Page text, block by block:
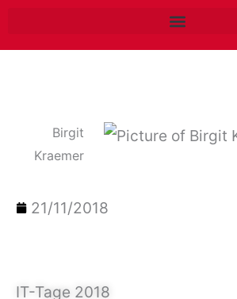
Birgit
Kraemer
21/11/2018
IT-Tage 2018